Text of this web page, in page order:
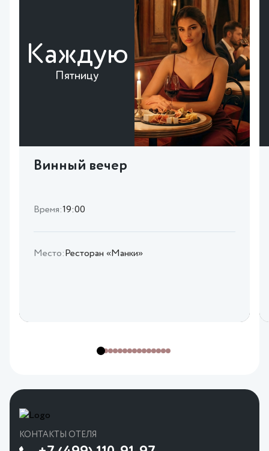
Каждую
Пятницу
Винный вечер
Время:19:00
Место:Ресторан «Манки»
КОНТАКТЫ ОТЕЛЯ